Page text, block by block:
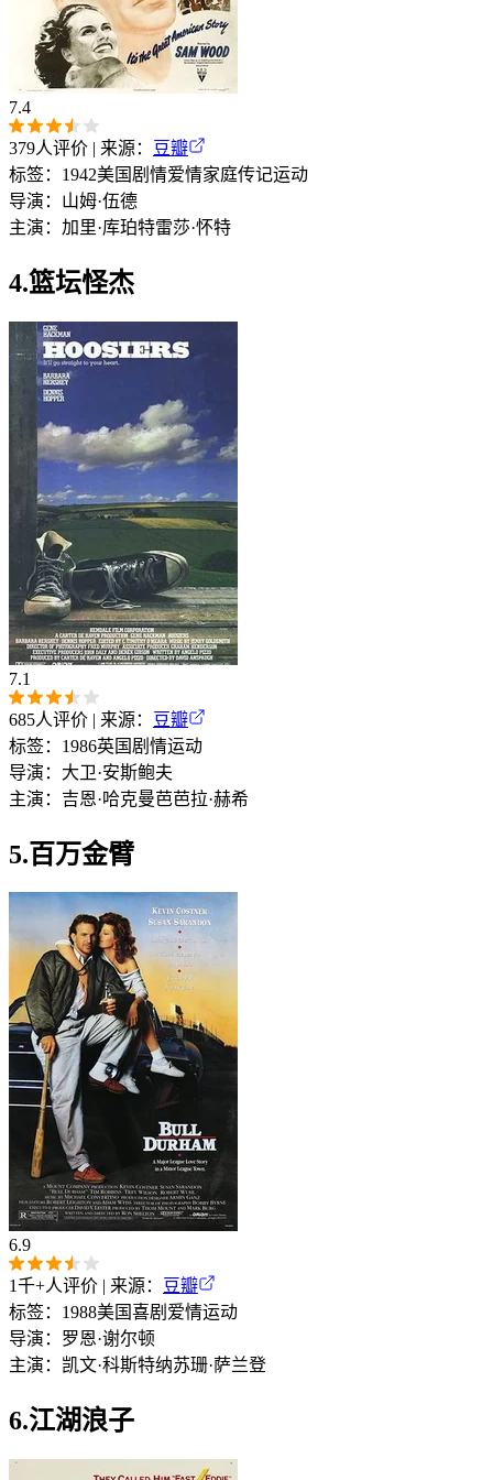
7.4
379人评价 | 来源：
豆瓣
标签： 1942美国 剧情爱情家庭传记运动
导演： 山姆·伍德
主演： 加里·库珀特雷莎·怀特
4.篮坛怪杰
7.1
685人评价 | 来源：
豆瓣
标签： 1986英国 剧情运动
导演： 大卫·安斯鲍夫
主演： 吉恩·哈克曼芭芭拉·赫希
5.百万金臂
6.9
1千+人评价 | 来源：
豆瓣
标签： 1988美国喜剧 爱情运动
导演： 罗恩·谢尔顿
主演： 凯文·科斯特纳苏珊·萨兰登
6.江湖浪子